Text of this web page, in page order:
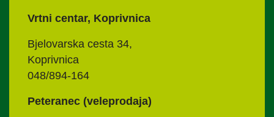
Vrtni centar, Koprivnica
Bjelovarska cesta 34,
Koprivnica
048/894-164
Peteranec (veleprodaja)